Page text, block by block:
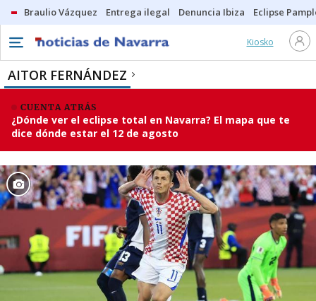
Braulio Vázquez Entrega ilegal Denuncia Ibiza Eclipse
Kiosko
AITOR FERNÁNDEZ
CUENTA ATRÁS
¿Dónde ver el eclipse total en Navarra? El mapa que te
dice dónde estar el 12 de agosto